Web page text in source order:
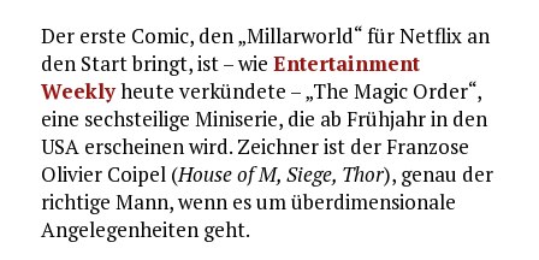
Der erste Comic, den „Millarworld“ für Netflix an
den Start bringt, ist – wie Entertainment
Weeklyheute verkündete – „The Magic Order“,
eine sechsteilige Miniserie, die ab Frühjahr in den
USA erscheinen wird. Zeichner ist der Franzose
Olivier Coipel (House of M, Siege, Thor), genau der
richtige Mann, wenn es um überdimensionale
Angelegenheiten geht.